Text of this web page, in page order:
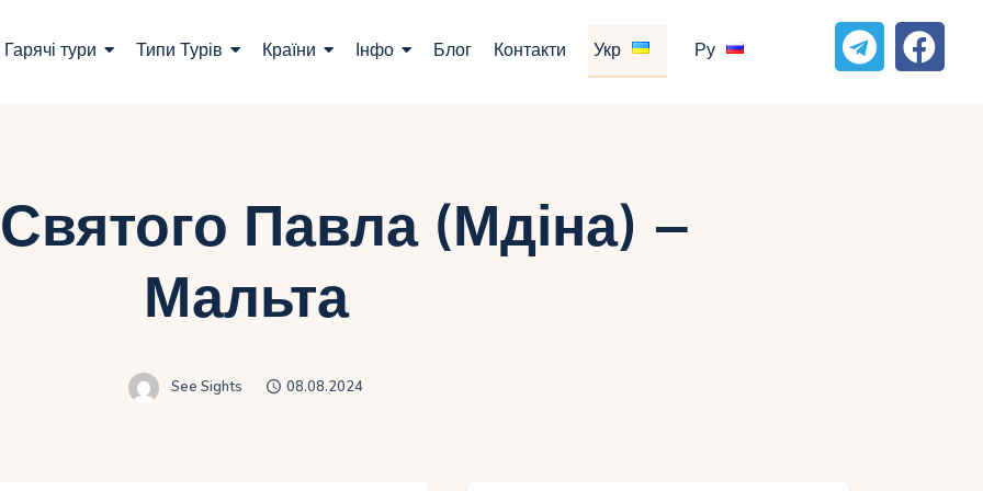
Гарячі тури Типи Турів Країни Інфо Блог Контакти Укр Ру
Павла (Мдіна) –
Мальта
See Sights 08.08.2024